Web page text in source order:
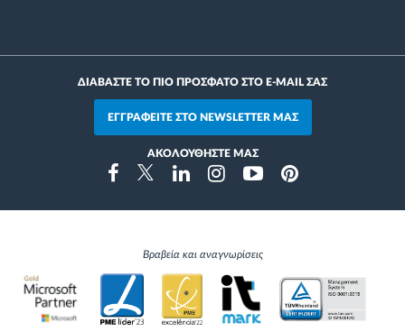
ΔΙΑΒΑΣΤΕ ΤΟ ΠΙΟ ΠΡΟΣΦΑΤΟ ΣΤΟ E-MAIL ΣΑΣ
ΕΓΓΡΑΦΕΙΤΕ ΣΤΟ NEWSLETTER ΜΑΣ
ΑΚΟΛΟΥΘΗΣΤΕ ΜΑΣ
FacebookTwitterLinkedinInstragramYoutubePinterest
Βραβεία και αναγνωρίσεις